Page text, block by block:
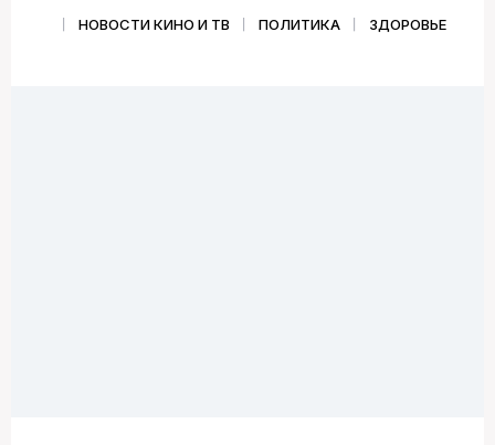
НОВОСТИ КИНО И ТВ
ПОЛИТИКА ЗДОРОВЬЕ